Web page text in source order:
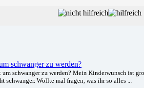
schwanger zu werden?
um schwanger zu werden? Mein Kinderwunsch ist
schwanger. Wollte mal fragen, was ihr so alles ...